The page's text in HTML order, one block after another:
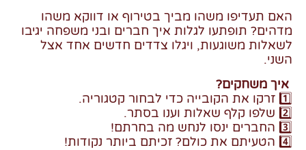
האם תעדיפו משהו מביך בטירוף או דווקא משהו
מדהים? תופתעו לגלות איך חברים ובני משפחה יגיבו
לשאלות משוגעות, ויגלו צדדים חדשים אחד אצל
השני.
איך משחקים?
1️⃣ זרקו את הקובייה כדי לבחור קטגוריה.
2️⃣ שלפו קלף שאלות וענו בסתר.
3️⃣ החברים ינסו לנחש מה בחרתם!
4️⃣ הטעיתם את כולם? זכיתם ביותר נקודות!